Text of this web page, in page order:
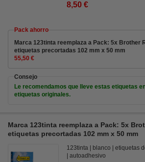
8,50 €
Pack ahorro
Marca 123tinta reemplaza a Pack: 5x Brother
etiquetas precortadas 102 mm x 50 mm
55,50 €
Consejo
Le recomendamos que lleve estas etiquetas
etiquetas originales.
Marca 123tinta reemplaza a Pack: 5x
etiquetas precortadas 102 mm x 50 mm
123tinta blanco
etiquetas
autoadhesivo